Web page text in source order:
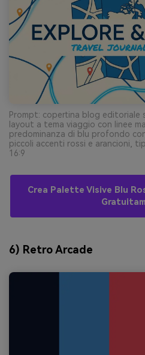
Prompt: copertina blog editoriale
layout a tema viaggio con linee
predominanza di blu profondo
piccoli accenti rossi e arancioni,
16:9
Crea Palette Visive Blu
6) Retro Arcade